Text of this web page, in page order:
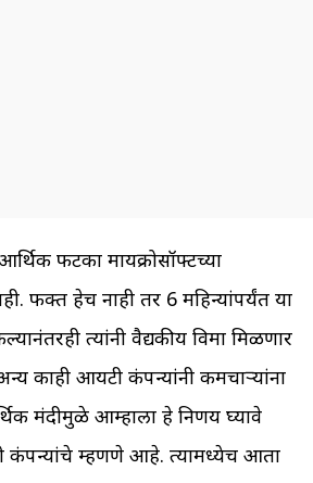
फटका मायक्रोसॉफ्टच्या
फक्त हेच नाही तर 6 महिन्यांपर्यंत या
त्यांनी वैद्यकीय विमा मिळणार
काही आयटी कंपन्यांनी कर्मचाऱ्यांना
मंदीमुळे आम्हाला हे निर्णय घ्यावे
कंपन्यांचे म्हणणे आहे. त्यामध्येच आता